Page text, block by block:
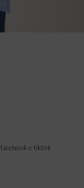
facebook e tiktok